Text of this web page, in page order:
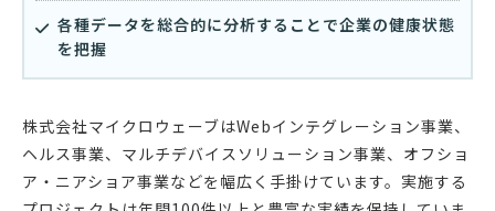
各種データを総合的に分析することで企業の健康状態
を把握
株式会社マイクロウェーブはWebインテグレーション事業、
ヘルス事業、マルチデバイスソリューション事業、オフショ
ア・ニアショア事業などを幅広く手掛けています。実施する